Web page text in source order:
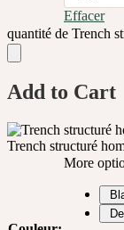
Effacer
quantité de Trench
Add to Cart
Trench structuré
More